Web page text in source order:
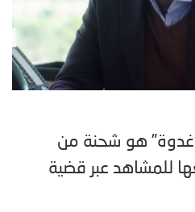
“غدوة” هو شحنة من
للمشاهد عبر قضية